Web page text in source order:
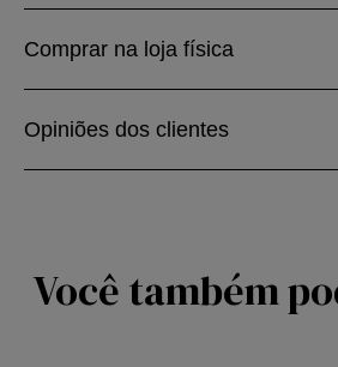
Comprar na loja física
Opiniões dos clientes
Você também